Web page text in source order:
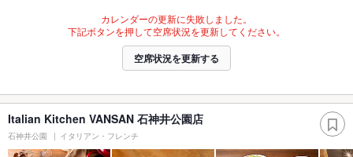
カレンダーの更新に失敗しました。
下記ボタンを押して空席状況を更新してください。
空席状況を更新する
Italian Kitchen VANSAN 石神井公園店
石神井公園 イタリアン・フレンチ